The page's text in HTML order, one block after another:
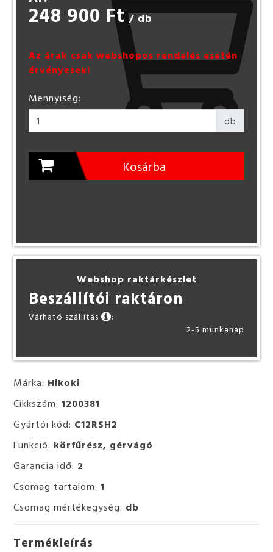
Márka: Hikoki
Cikkszám:1200381
Gyártói kód: C12RSH2
Funkció: körfűrész, gérvágó
Garancia idő: 2
Csomag tartalom:1
Csomag mértékegység: db
Termékleírás
248 900 Ft / db
Az árak csak webshopos rendelés esetén
érvényesek!
Mennyiség:
db
Kosárba
Webshop raktárkészlet
Beszállítói raktáron
Várható szállítás
:
2-5 munkanap